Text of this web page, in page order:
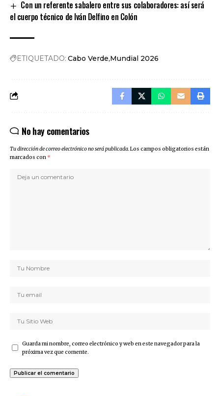
Con un referente sabalero entre sus colaboradores: así será
el cuerpo técnico de Iván Delfino en Colón
ETIQUETADO: Cabo Verde Mundial 2026
No hay comentarios
Tu dirección de correo electrónico no será publicada.Los campos obligatorios están
marcados con *
Guarda mi nombre, correo electrónico y web en este navegador para la
próxima vez que comente.